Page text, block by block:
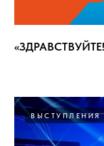
ВЫСТУПЛЕНИЯ